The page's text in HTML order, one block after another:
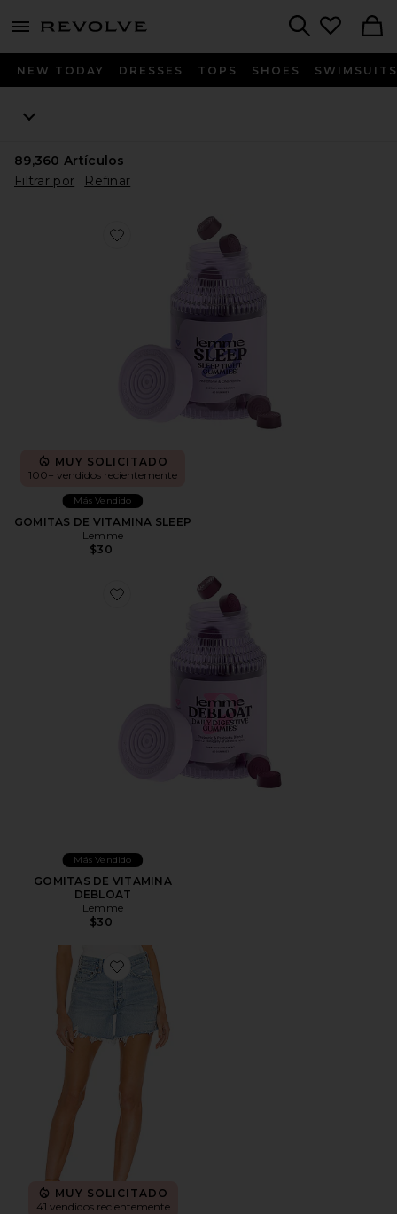
menu - shows more content
NEW TODAY DRESSES TOPS SHOES SWIMSUITS
89,360 Artículos
Filtrar por
Refinar
Favorite GOMITAS DE VITAMINA SLEEP
MUY SOLICITADO
100+ vendidos recientemente
Más Vendido
GOMITAS DE VITAMINA SLEEP
Lemme
$30
Favorite GOMITAS DE VITAMINA DEBLOAT
Más Vendido
GOMITAS DE VITAMINA
DEBLOAT
Lemme
$30
Favorite Short largo parker
MUY SOLICITADO
41 vendidos recientemente